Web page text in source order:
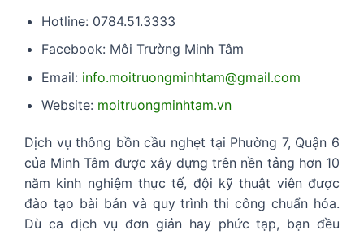
Hotline: 0784.51.3333
Facebook: Môi Trường Minh Tâm
Email: info.moitruongminhtam@gmail.com
Website: moitruongminhtam.vn
Dịch vụ thông bồn cầu nghẹt tại Phường 7, Quận 6
của Minh Tâm được xây dựng trên nền tảng hơn 10
năm kinh nghiệm thực tế, đội kỹ thuật viên được
đào tạo bài bản và quy trình thi công chuẩn hóa.
Dù ca dịch vụ đơn giản hay phức tạp, bạn đều